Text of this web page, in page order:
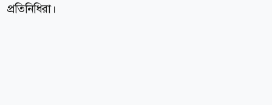
প্রতিনিধিরা।